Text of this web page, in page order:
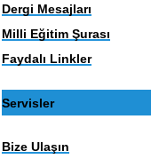
Dergi Mesajları
Milli Eğitim Şurası
Faydalı Linkler
Servisler
Bize Ulaşın